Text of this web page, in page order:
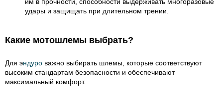
удары и защищать при длительном трении.
Какие мотошлемы выбрать?
Для эндуро важно выбирать шлемы, которые соответствуют
высоким стандартам безопасности и обеспечивают
максимальный комфорт.